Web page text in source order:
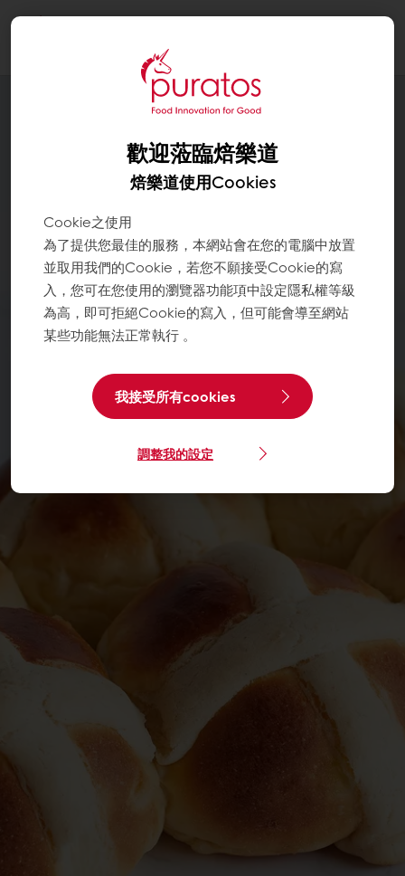
歡迎蒞臨焙樂道
焙樂道使用Cookies
Cookie之使用
為了提供您最佳的服務，本網站會在您的電腦中放置
並取用我們的Cookie，若您不願接受Cookie的寫
入，您可在您使用的瀏覽器功能項中設定隱私權等級
為高，即可拒絕Cookie的寫入，但可能會導至網站
某些功能無法正常執行 。
我接受所有cookies
調整我的設定